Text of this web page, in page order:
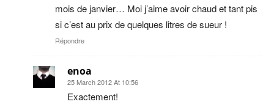
mois de janvier… Moi j’aime avoir chaud et tant pis
si c’est au prix de quelques litres de sueur !
Répondre
enoa
25 March 2012 At 10:56
Exactement!